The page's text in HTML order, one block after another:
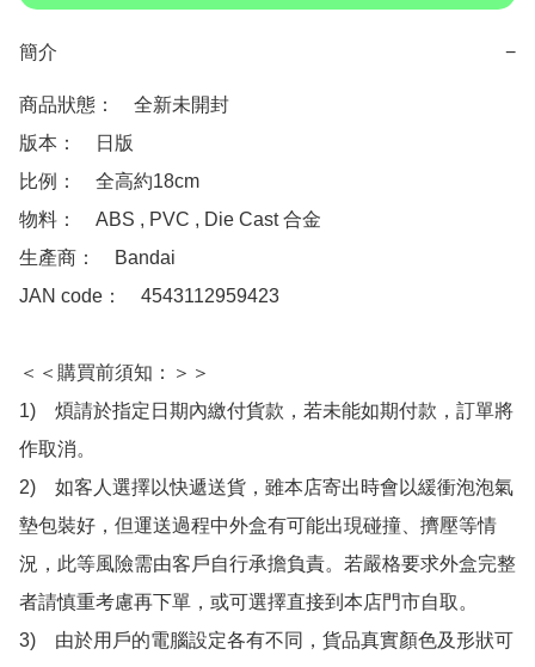
簡介 −
商品狀態：　全新未開封
版本：　日版
比例：　全高約18cm
物料：　ABS , PVC , Die Cast 合金
生產商：　Bandai
JAN code：　4543112959423
＜＜購買前須知：＞＞
1)　煩請於指定日期內繳付貨款，若未能如期付款，訂單將
作取消。
2)　如客人選擇以快遞送貨，雖本店寄出時會以緩衝泡泡氣
墊包裝好，但運送過程中外盒有可能出現碰撞、擠壓等情
況，此等風險需由客戶自行承擔負責。若嚴格要求外盒完整
者請慎重考慮再下單，或可選擇直接到本店門市自取。
3)　由於用戶的電腦設定各有不同，貨品真實顏色及形狀可